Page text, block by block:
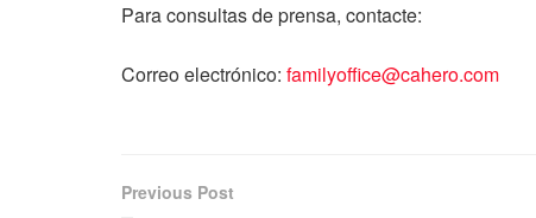
Para consultas de prensa, contacte:
Correo electrónico: familyoffice@cahero.com
Previous Post